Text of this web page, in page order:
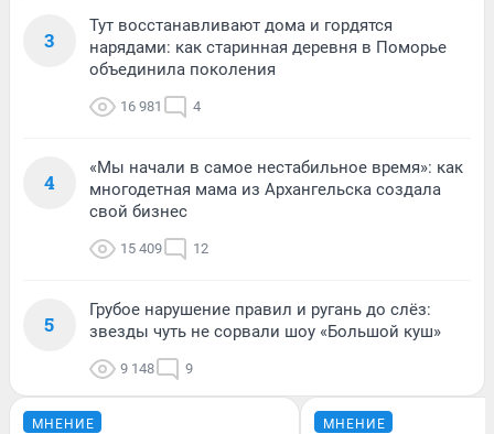
3
Тут восстанавливают дома и гордятся
нарядами: как старинная деревня в Поморье
объединила поколения
16 981 4
4
«Мы начали в самое нестабильное время»: как
многодетная мама из Архангельска создала
свой бизнес
15 409 12
5
Грубое нарушение правил и ругань до слёз:
звезды чуть не сорвали шоу «Большой куш»
9 148 9
МНЕНИЕ МНЕНИЕ